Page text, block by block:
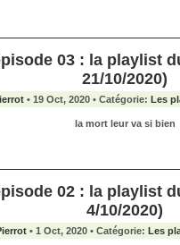
03 : la playlist
21/10/2020)
• 19 Oct, 2020 • Catégorie: Les
la mort leur va si bien
02 : la playlist
4/10/2020)
• 1 Oct, 2020 • Catégorie: Les